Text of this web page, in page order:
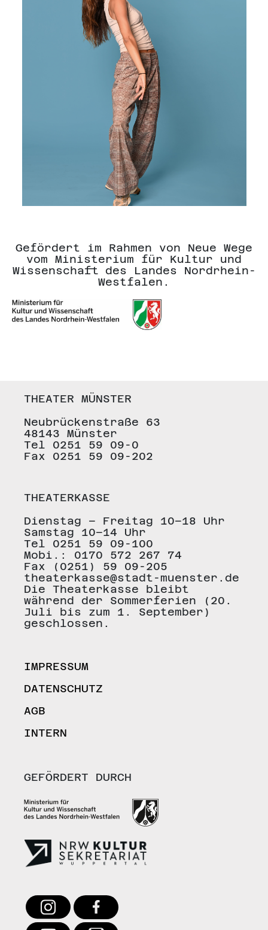
Gefördert im Rahmen von Neue Wege
vom Ministerium für Kultur und
Wissenschaft des Landes Nordrhein-
Westfalen.
THEATER MÜNSTER
Neubrückenstraße 63
48143 Münster
Tel 0251 59 09-0
Fax 0251 59 09-202
THEATERKASSE
Dienstag – Freitag 10–18 Uhr
Samstag 10–14 Uhr
Tel 0251 59 09-100
Mobi.: 0170 572 267 74
Fax (0251) 59 09-205
theaterkasse@stadt-muenster.de
Die Theaterkasse bleibt
während der Sommerferien (20.
Juli bis zum 1. September)
geschlossen.
IMPRESSUM
DATENSCHUTZ
AGB
INTERN
GEFÖRDERT DURCH